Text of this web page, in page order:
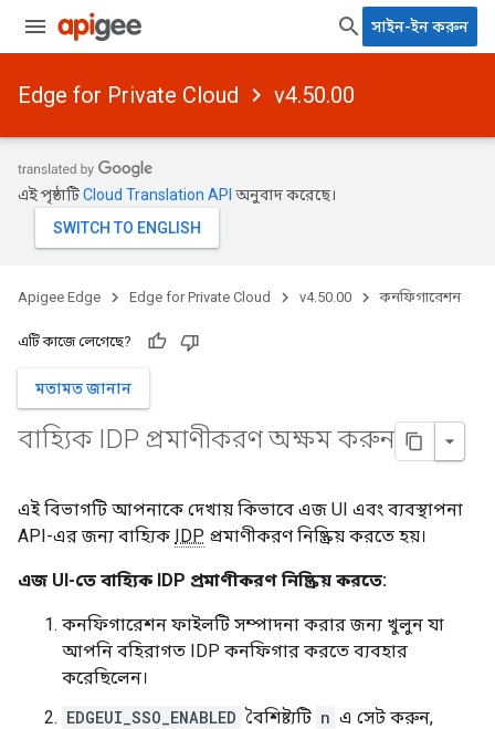
সাইন-ইন করুন
Edge for Private Cloud v4.50.00
এই পৃষ্ঠাটিCloud Translation API অনুবাদ করেছে।
Apigee Edge Edge for Private Cloud v4.50.00 কনফিগারেশন
এটি কাজে লেগেছে?
মতামত জানান
বাহ্যিক IDP প্রমাণীকরণ অক্ষম করুন
এই বিভাগটি আপনাকে দেখায় কিভাবে এজ UI এবং ব্যবস্থাপনা
API-এর জন্য বাহ্যিক IDP প্রমাণীকরণ নিষ্ক্রিয় করতে হয়।
এজ UI-তে বাহ্যিক IDP প্রমাণীকরণ নিষ্ক্রিয় করতে:
কনফিগারেশন ফাইলটি সম্পাদনা করার জন্য খুলুন যা
আপনি বহিরাগত IDP কনফিগার করতে ব্যবহার
করেছিলেন।
EDGEUI_SSO_ENABLED বৈশিষ্ট্যটি n এ সেট করুন,